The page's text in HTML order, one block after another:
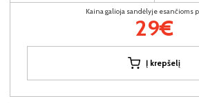
Kaina galioja sandėlyje esančioms
29€
Į krepšelį